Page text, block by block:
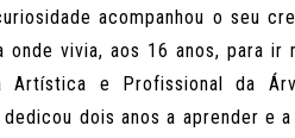
acompanhou o seu
onde vivia, aos 16 anos, para ir
Artística e Profissional da
dois anos a aprender e